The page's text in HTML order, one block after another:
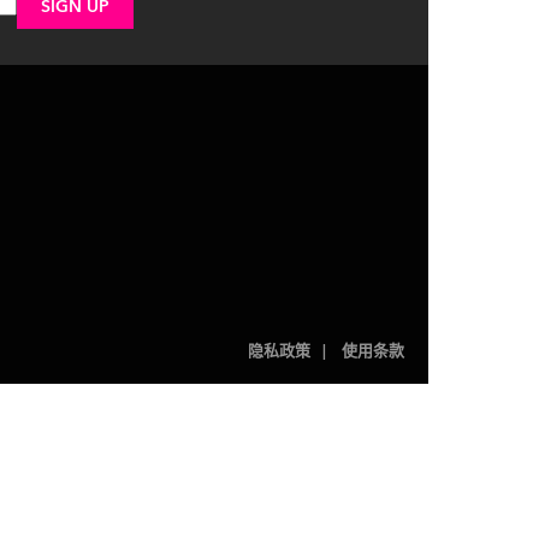
隐私政策 使用条款